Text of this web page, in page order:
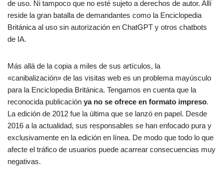
de uso. Ni tampoco que no esté sujeto a derechos de autor. Allí
reside la gran batalla de demandantes como la Enciclopedia
Británica al uso sin autorización en ChatGPT y otros chatbots
de IA.
Más allá de la copia a miles de sus artículos, la
«canibalización» de las visitas web es un problema mayúsculo
para la Enciclopedia Británica. Tengamos en cuenta que la
reconocida publicación ya no se ofrece en formato impreso.
La edición de 2012 fue la última que se lanzó en papel. Desde
2016 a la actualidad, sus responsables se han enfocado pura y
exclusivamente en la edición en línea. De modo que todo lo que
afecte el tráfico de usuarios puede acarrear consecuencias muy
negativas.